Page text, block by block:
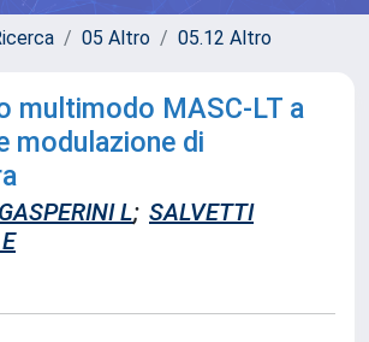
05 Altro 05.12 Altro
multimodo MASC-LT a
modulazione di
GASPERINI L; SALVETTI